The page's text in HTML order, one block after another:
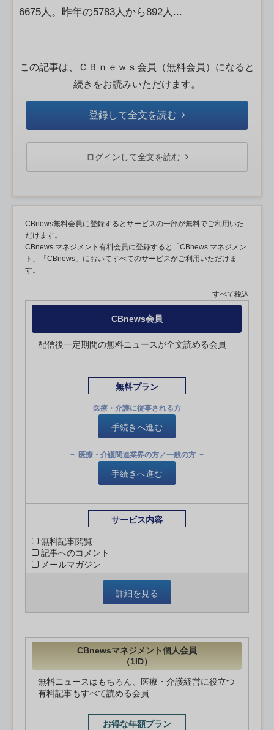
6675人。昨年の5783人から892人...
この記事は、ＣＢｎｅｗｓ会員（無料会員）になると
続きをお読みいただけます。
登録して全文を読む
ログインして全文を読む
CBnews無料会員に登録するとサービスの一部が無料でご利用いた
だけます。
CBnews マネジメント有料会員に登録すると「CBnews マネジメン
ト」「CBnews」においてすべてのサービスがご利用いただけま
す。
すべて税込
CBnews会員
配信後一定期間の無料ニュースが全文読める会員
無料プラン
医療・介護に従事される方
手続きへ進む
医療・介護関連業界の方／一般の方
手続きへ進む
サービス内容
無料記事閲覧
記事へのコメント
メールマガジン
詳細を見る
CBnewsマネジメント個人会員
（1ID）
無料ニュースはもちろん、医療・介護経営に役立つ
有料記事もすべて読める会員
お得な年額プラン